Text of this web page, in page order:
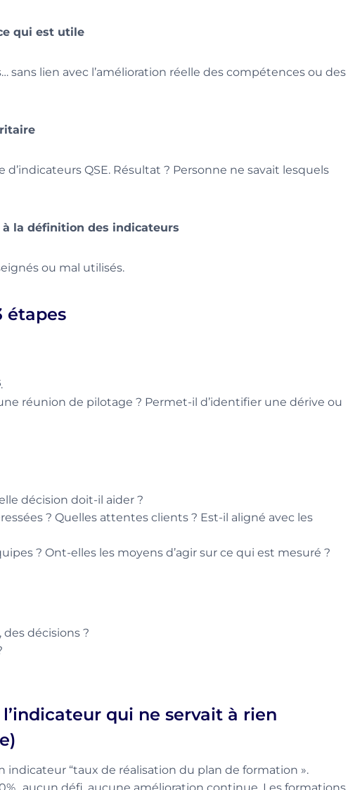
qui est utile
sans lien avec l’amélioration réelle des compétences ou des
QSE. Résultat ? Personne ne savait lesquels
à la définition des indicateurs
ou mal utilisés.
étapes
.
réunion de pilotage ? Permet-il d’identifier une dérive ou
décision doit-il aider ?
? Quelles attentes clients ? Est-il aligné avec les
? Ont-elles les moyens d’agir sur ce qui est mesuré ?
des décisions ?
qui ne servait à rien
“taux de réalisation du plan de formation ».